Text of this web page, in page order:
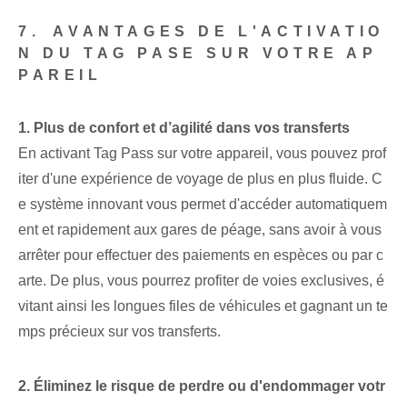
7.⁣ AVANTAGES DE L'ACTIVATIO
N DU TAG ‍PASE SUR VOTRE AP
PAREIL
1. Plus de confort et d’agilité dans vos transferts⁤
En activant Tag Pass⁤ sur votre appareil, vous pouvez prof
iter d'une expérience de voyage de plus en plus fluide. C
e système innovant vous permet d'accéder automatiquem
ent et rapidement aux gares de péage, sans avoir à vous
arrêter pour effectuer des paiements en espèces ou par c
arte. De plus, vous pourrez profiter de voies exclusives, é
vitant ainsi les longues files de véhicules et gagnant un te
mps précieux sur vos transferts.
2. Éliminez le risque de perdre ou d'endommager votr